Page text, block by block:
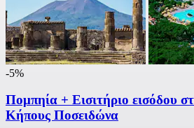
-5%
Πομπηία + Εισιτήριο εισόδου
Κήπους Ποσειδώνα